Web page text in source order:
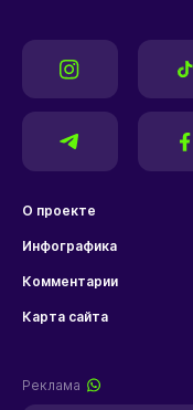
О проекте
Инфографика
Комментарии
Карта сайта
Реклама